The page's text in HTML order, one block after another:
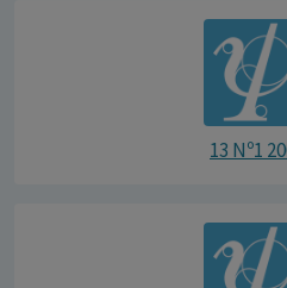
13 Nº1